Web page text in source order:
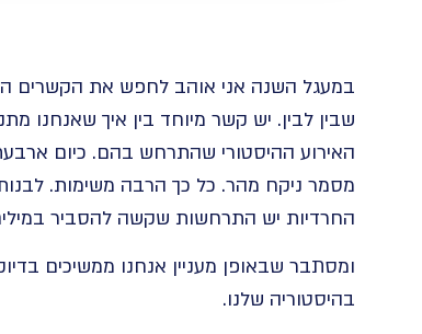
במעגל השנה אני אוהב לחפש את הקשרים
שבין לבין. יש קשר מיוחד בין איך שאנחנו
האירוע ההיסטורי שהתרחש בהם. כיום
מסמר ניקח מהר. כל כך הרבה משימות.
החרדיות יש התרחשות שקשה להסביר
ומסתבר שבאופן מעניין אנחנו ממשיכים
בהיסטוריה שלנו.